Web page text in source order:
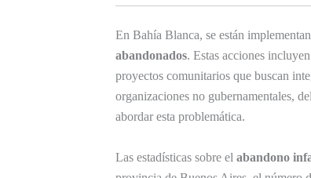
En Bahía Blanca, se están
abandonados. Estas acciones
proyectos comunitarios que buscan
organizaciones no gubernamentales,
abordar esta problemática.
Las estadísticas sobre el abandono